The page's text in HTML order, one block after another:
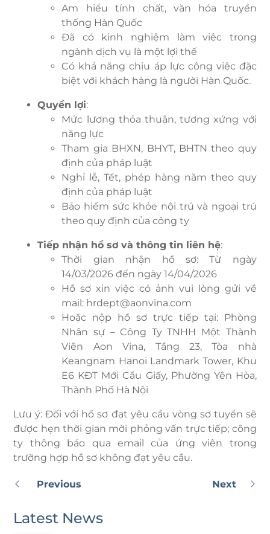
Am hiểu tính chất, văn hóa truyền
thống Hàn Quốc
Đã có kinh nghiệm làm việc trong
ngành dịch vụ là một lợi thế
Có khả năng chịu áp lực công việc đặc
biệt với khách hàng là người Hàn Quốc.
Quyền lợi:
Mức lương thỏa thuận, tương xứng với
năng lực
Tham gia BHXN, BHYT, BHTN theo quy
định của pháp luật
Nghỉ lễ, Tết, phép hàng năm theo quy
định của pháp luật
Bảo hiểm sức khỏe nội trú và ngoại trú
theo quy định của công ty
Tiếp nhận hồ sơ và thông tin liên hệ:
Thời gian nhận hồ sơ: Từ ngày
14/03/2026 đến ngày 14/04/2026
Hồ sơ xin việc có ảnh vui lòng gửi về
mail: hrdept@aonvina.com
Hoặc nộp hồ sơ trực tiếp tại: Phòng
Nhân sự – Công Ty TNHH Một Thành
Viên Aon Vina, Tầng 23, Tòa nhà
Keangnam Hanoi Landmark Tower, Khu
E6 KĐT Mới Cầu Giấy, Phường Yên Hòa,
Thành Phố Hà Nội
Lưu ý: Đối với hồ sơ đạt yêu cầu vòng sơ tuyển sẽ
được hẹn thời gian mời phỏng vấn trực tiếp; công
ty thông báo qua email của ứng viên trong
trường hợp hồ sơ không đạt yêu cầu.
Previous Next
Latest News